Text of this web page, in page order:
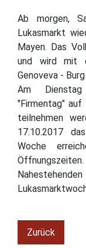
Ab morgen,
Lukasmarkt
Mayen. Das
und wird mit
Genoveva -
Am
"Firmentag"
teilnehmen
17.10.2017
Woche
Zurück